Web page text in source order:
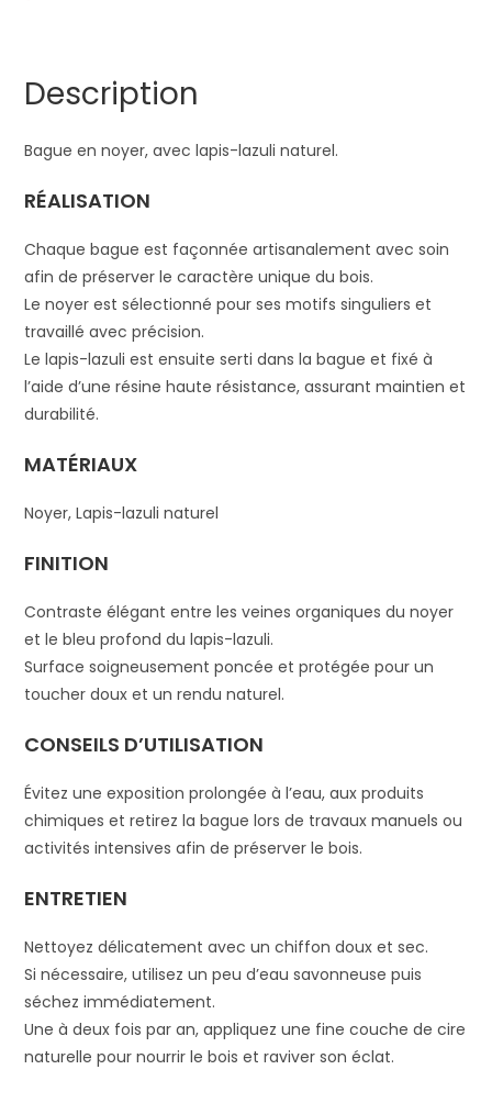
Description
Bague en noyer, avec lapis-lazuli naturel.
RÉALISATION
Chaque bague est façonnée artisanalement avec soin
afin de préserver le caractère unique du bois.
Le noyer est sélectionné pour ses motifs singuliers et
travaillé avec précision.
Le lapis-lazuli est ensuite serti dans la bague et fixé à
l’aide d’une résine haute résistance, assurant maintien et
durabilité.
MATÉRIAUX
Noyer, Lapis-lazuli naturel
FINITION
Contraste élégant entre les veines organiques du noyer
et le bleu profond du lapis-lazuli.
Surface soigneusement poncée et protégée pour un
toucher doux et un rendu naturel.
CONSEILS D’UTILISATION
Évitez une exposition prolongée à l’eau, aux produits
chimiques et retirez la bague lors de travaux manuels ou
activités intensives afin de préserver le bois.
ENTRETIEN
Nettoyez délicatement avec un chiffon doux et sec.
Si nécessaire, utilisez un peu d’eau savonneuse puis
séchez immédiatement.
Une à deux fois par an, appliquez une fine couche de cire
naturelle pour nourrir le bois et raviver son éclat.